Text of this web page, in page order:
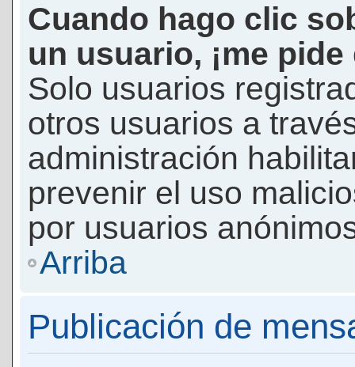
Cuando hago clic
un usuario, ¡me
Solo usuarios
otros usuarios a
administración
prevenir el uso
por usuarios
Arriba
Publicación de